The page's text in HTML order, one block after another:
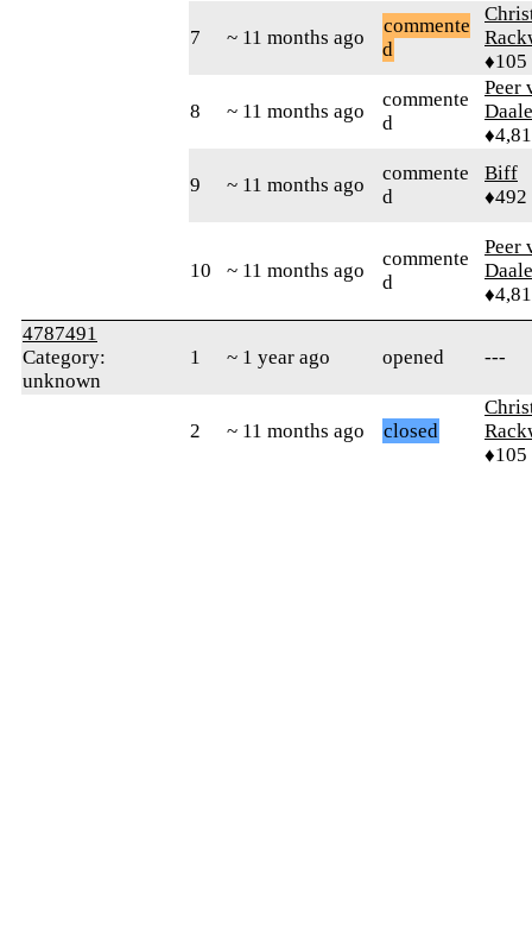
7 ~ 11 months ago
commente
d
♦105
8 ~ 11 months ago
commente
d
Peer
9 ~ 11 months ago
commente
d
Biff
♦492
10 ~ 11 months ago
commente
d
Peer
4787491
Category:
unknown
1 ~ 1 year ago opened ---
2 ~ 11 months ago closed
♦105